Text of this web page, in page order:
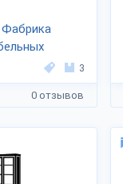
89»
3
0 отзывов